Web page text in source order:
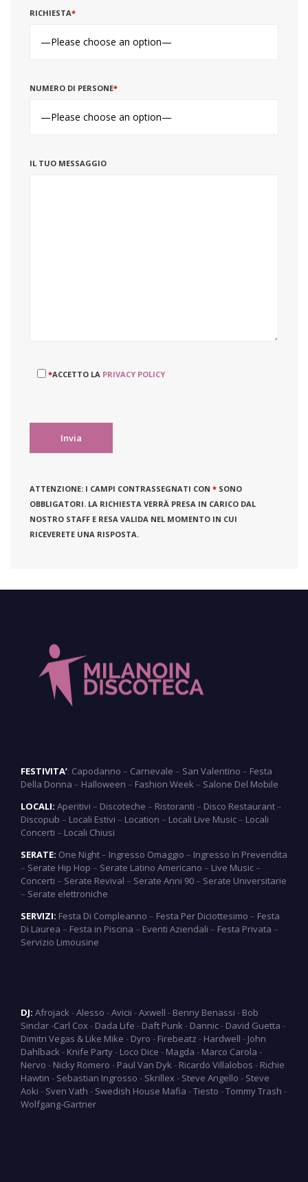
RICHIESTA*
NUMERO DI PERSONE*
IL TUO MESSAGGIO
*ACCETTO LA PRIVACY POLICY
ATTENZIONE: I CAMPI CONTRASSEGNATI CON * SONO
OBBLIGATORI. LA RICHIESTA VERRÀ PRESA IN CARICO DAL
NOSTRO STAFF E RESA VALIDA NEL MOMENTO IN CUI
RICEVERETE UNA RISPOSTA.
FESTIVITA’: Capodanno – Carnevale – San Valentino – Festa
Della Donna – Halloween – Fashion Week – Salone Del Mobile
LOCALI: Aperitivi – Discoteche – Ristoranti – Disco Restaurant–
Discopub – Locali Estivi – Location – Locali Live Music– Locali
Concerti – Locali Chiusi
SERATE: One Night– Ingresso Omaggio – Ingresso In Prevendita
– Serate Hip Hop – Serate Latino Americano – Live Music–
Concerti – Serate Revival – Serate Anni 90– Serate Universitarie
– Serate elettroniche
SERVIZI: Festa Di Compleanno – Festa Per Diciottesimo – Festa
Di Laurea – Festa in Piscina – Eventi Aziendali – Festa Privata –
Servizio Limousine
DJ: Afrojack -Alesso -Avicii -Axwell - Benny Benassi - Bob
Sinclar-Carl Cox- Dada Life - Daft Punk - Dannic- David Guetta -
Dimitri Vegas & Like Mike - Dyro - Firebeatz - Hardwell - John
Dahlback - Knife Party- Loco Dice - Magda - Marco Carola -
Nervo - Nicky Romero - Paul Van Dyk - Ricardo Villalobos - Richie
Hawtin - Sebastian Ingrosso - Skrillex- Steve Angello - Steve
Aoki - Sven Vath - Swedish House Mafia -Tiesto -Tommy Trash -
Wolfgang-Gartner